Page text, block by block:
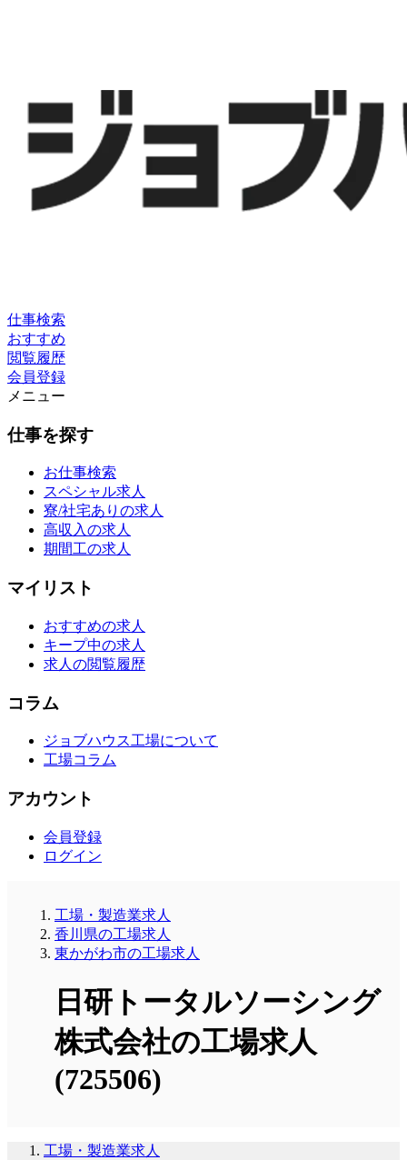
仕事検索
おすすめ
閲覧履歴
会員登録
メニュー
仕事を探す
お仕事検索
スペシャル求人
寮/社宅ありの求人
高収入の求人
期間工の求人
マイリスト
おすすめの求人
キープ中の求人
求人の閲覧履歴
コラム
ジョブハウス工場について
工場コラム
アカウント
会員登録
ログイン
工場・製造業求人
香川県の工場求人
東かがわ市の工場求人
日研トータルソーシング
株式会社の工場求人
(725506)
工場・製造業求人